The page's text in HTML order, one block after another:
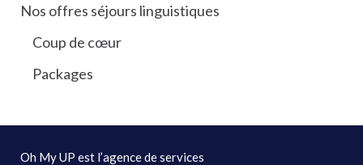
Nos offres séjours linguistiques
Coup de cœur
Packages
Oh My UP est l’agence de services